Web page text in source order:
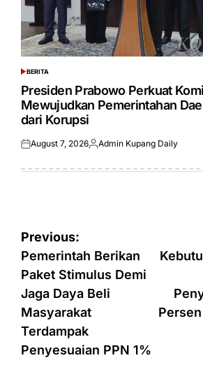
POSTED
IN
BERITA
Presiden Prabowo Perkuat
Mewujudkan Pemerintahan
dari Korupsi
Posted
August 7, 2026Posted
Admin Kupang Daily
Post
navigation
Previous:
Pemerintah Berikan
Paket Stimulus Demi
Jaga Daya Beli
Masyarakat
Terdampak
Penyesuaian PPN 1%